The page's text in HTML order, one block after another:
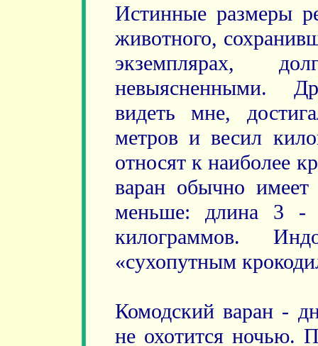
Истинные размеры
животного,
экземплярах,
невыясненными.
видеть мне,
метров и весил
относят к наиболее
варан обычно имеет
меньше: длина 3 -
килограммов.
«сухопутным
Комодский варан -
не охотится ночью.